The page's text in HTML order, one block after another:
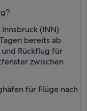
(INN)
bereits ab
Rückflug für
zwischen
für Flüge nach